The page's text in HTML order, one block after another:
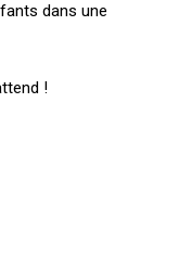
dans une
!